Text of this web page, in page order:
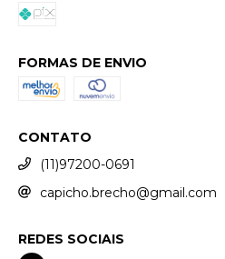
FORMAS DE ENVIO
CONTATO
(11)97200-0691
capicho.brecho@gmail.com
REDES SOCIAIS